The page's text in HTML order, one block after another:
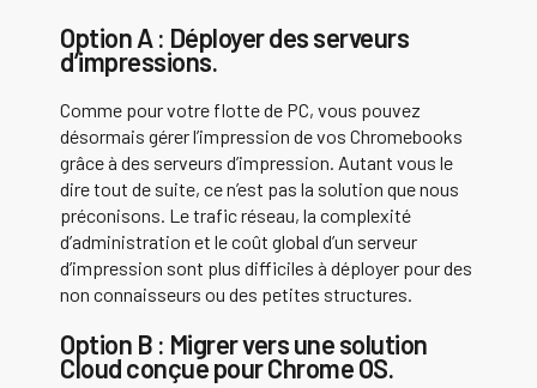
Option A : Déployer des serveurs
d’impressions.
Comme pour votre flotte de PC, vous pouvez
désormais gérer l’impression de vos Chromebooks
grâce à des serveurs d’impression. Autant vous le
dire tout de suite, ce n’est pas la solution que nous
préconisons. Le trafic réseau, la complexité
d’administration et le coût global d’un serveur
d’impression sont plus difficiles à déployer pour des
non connaisseurs ou des petites structures.
Option B : Migrer vers une solution
Cloud conçue pour Chrome OS.